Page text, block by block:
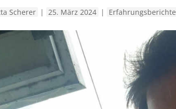
Scherer | 25. März 2024 | Erfahrungsberichte